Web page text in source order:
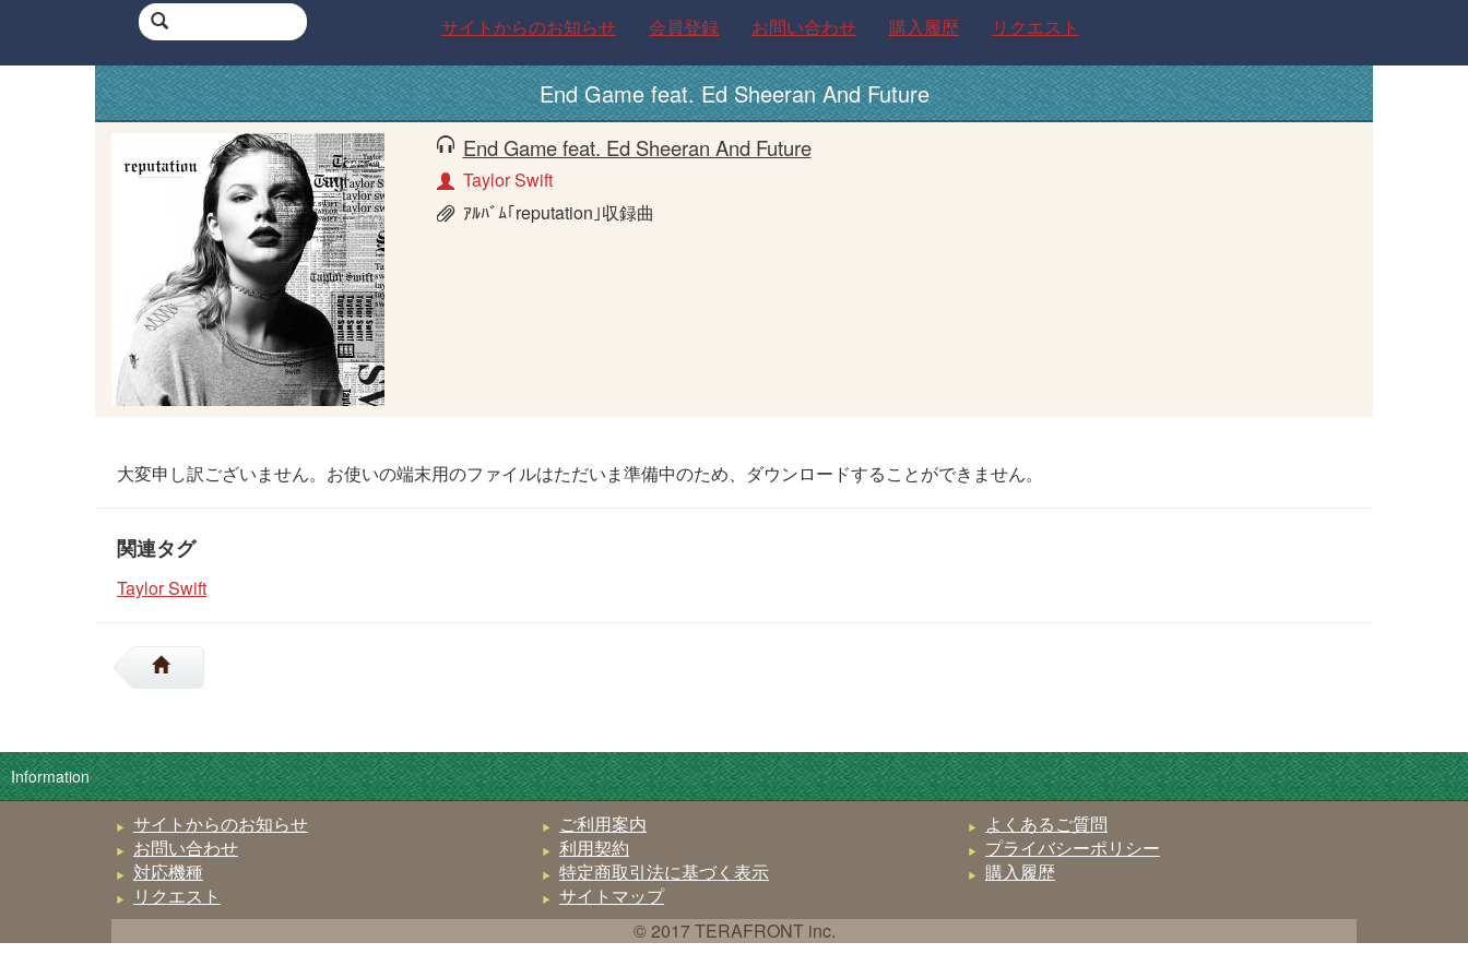
サイトからのお知らせ 会員登録 お問い合わせ 購入履歴 リクエスト
End Game feat. Ed Sheeran And Future
End Game feat. Ed Sheeran And Future
Taylor Swift
ｱﾙﾊﾞﾑ｢reputation｣収録曲
大変申し訳ございません。お使いの端末用のファイルはただいま準備中のため、ダウンロードすることができません。
関連タグ
Taylor Swift
Information
サイトからのお知らせ ご利用案内
よくあるご質問
お問い合わせ
利用契約
プライバシーポリシー
対応機種
特定商取引法に基づく表示
購入履歴
リクエスト
サイトマップ
© 2017 TERAFRONT inc.